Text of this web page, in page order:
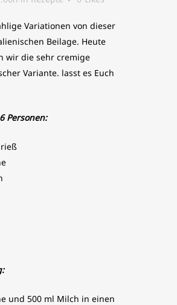
Variationen von dieser
Beilage. Heute
wir die sehr cremige
Variante. lasst es Euch
Personen:
und 500 ml Milch in einen